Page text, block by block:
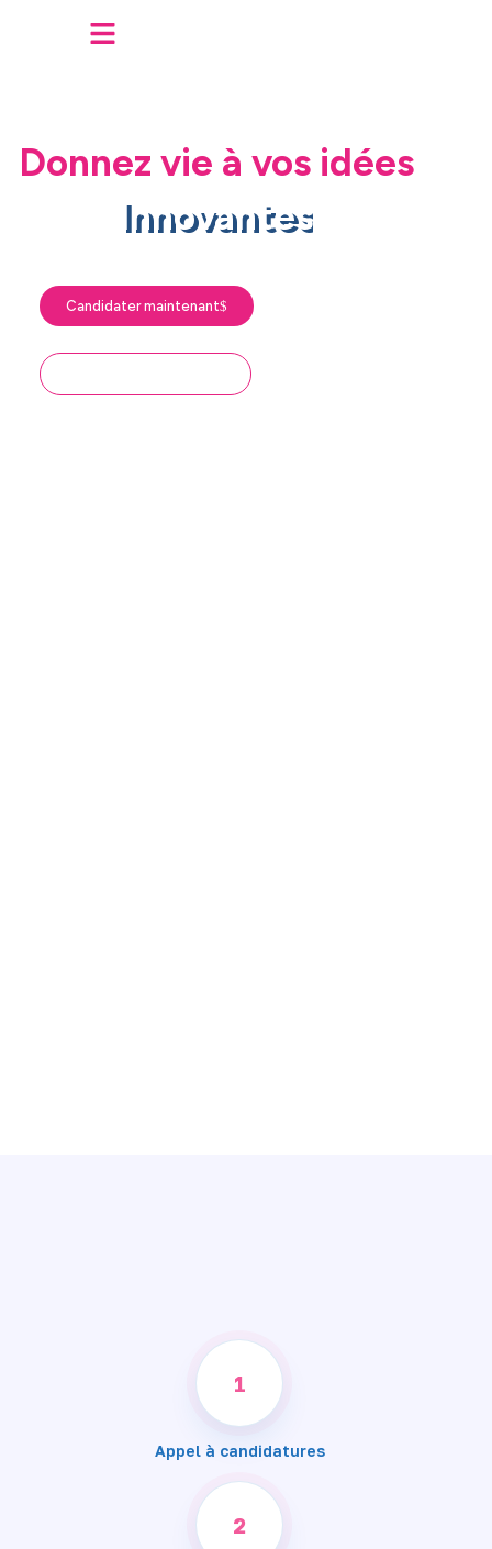
Donnez vie à vos idées
Innovantes
Candidater maintenant
1
Appel à candidatures
2